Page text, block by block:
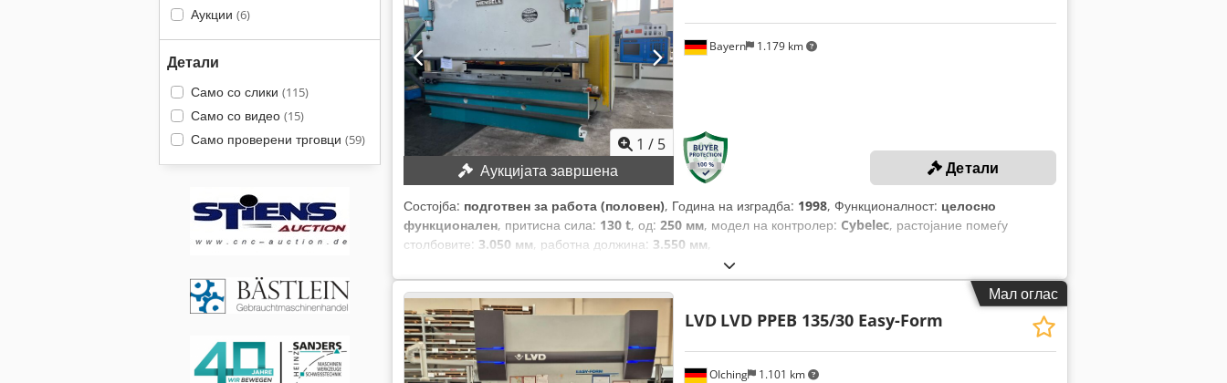
Аукции (6)
Детали
Само со слики (115)
Само со видео (15)
Само проверени трговци (59) 1 / 5
Аукцијата завршена
Bayern 1.179 km
Детали
Состојба: подготвен за работа (половен), Година на изградба: 1998, Функционалност: целосно
функционален, притисна сила: 130 t, од: 250 мм, модел на контролер: Cybelec, растојание помеѓу
столбовите: 3.050 мм, работна должина: 3.550 мм,
Мал оглас
OIching 1.101 km
LVD LVD PPEB 135/30 Easy-Form